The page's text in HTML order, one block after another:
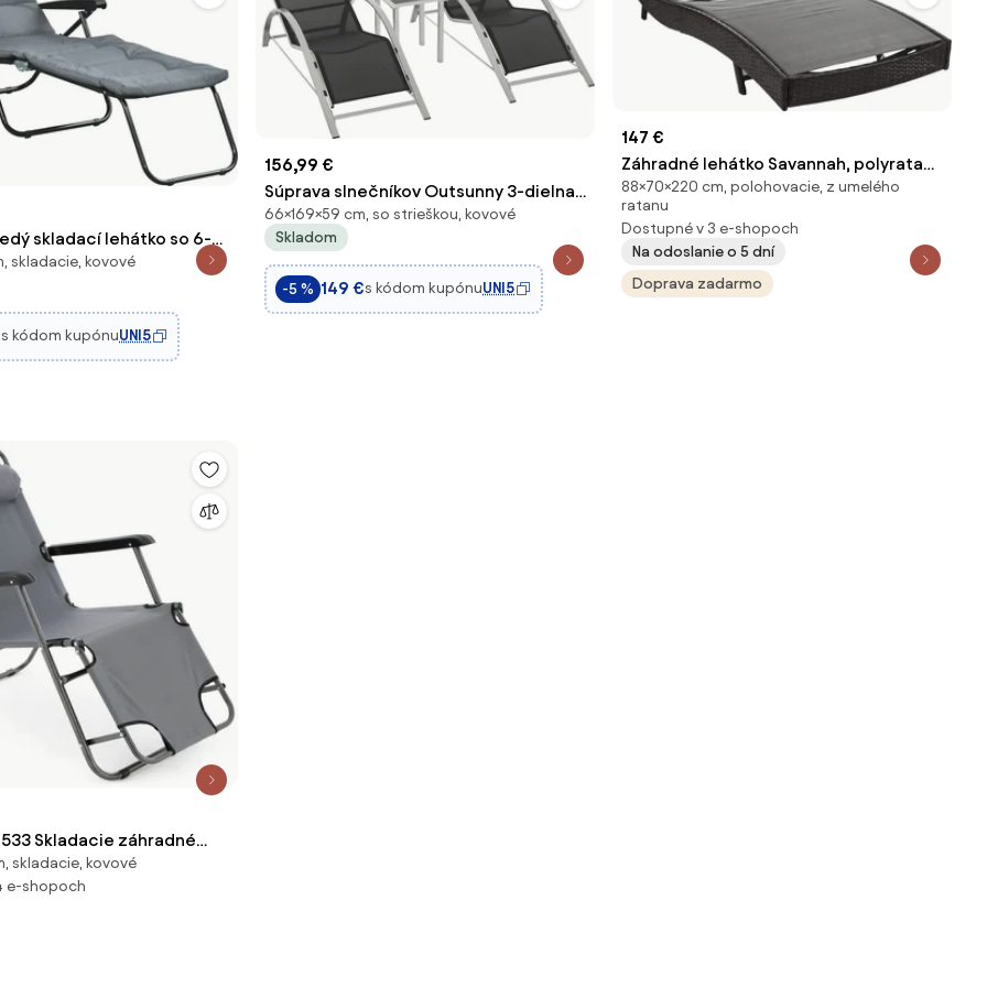
skladací lehátko so 6-
operadlom, matrac +
polyester | Aosom
skladacie, kovové
s kódom kupónuUNI5
156,99 €
Súprava slnečníkov Outsunny 3-dielna
súprava s kovovou sieťovinou so
stolíkom na čaj - Záhradný nábytok so 2
lehátkami a 1 bočným stolíkom pre
záhradu
66×169×59 cm, so strieškou, kovové
Skladom
-5 % 149 €s kódom kupónuUNI5
147 €
Záhradné lehátko Savannah, polyratan
- melír hnedý, sivý poťah
88×70×220 cm, polohovacie, z umelého
ratanu
Dostupné v 3 e-shopoch
Na odoslanie o 5 dní
Doprava zadarmo
Skladacie záhradné
skladacie, kovové
e-shopoch